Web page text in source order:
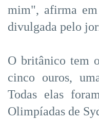
mim", afirma
divulgada pelo
O britânico tem
cinco ouros,
Todas elas
Olimpíadas de